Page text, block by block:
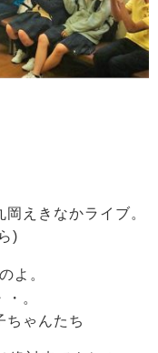
えきなかライブ。
)
よ。
。
ちゃんたち